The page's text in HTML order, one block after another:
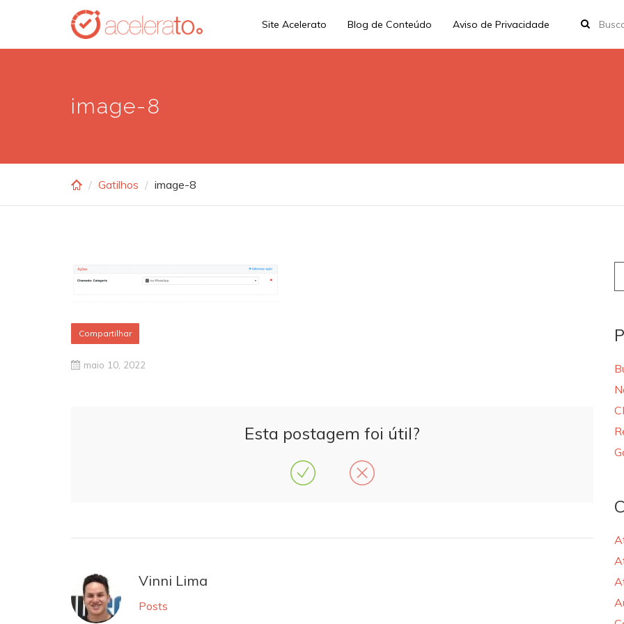
main
Site Acelerato Blog de Conteúdo Aviso de Privacidade
image-8
Gatilhos image-8
Compartilhar
maio 10, 2022
Esta postagem foi útil?
Vinni Lima
Posts